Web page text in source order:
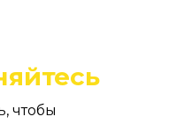
чтобы